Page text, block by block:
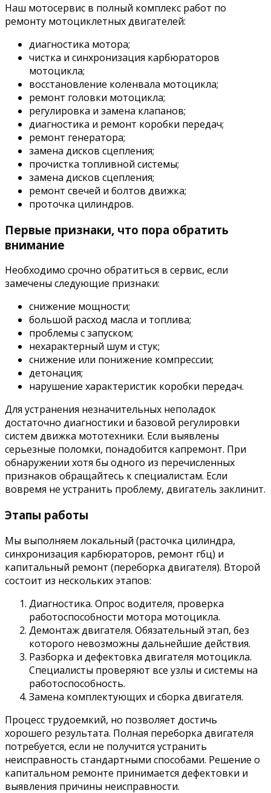
Наш мотосервис в полный комплекс работ по
ремонту мотоциклетных двигателей:
диагностика мотора;
чистка и синхронизация карбюраторов
мотоцикла;
восстановление коленвала мотоцикла;
ремонт головки мотоцикла;
регулировка и замена клапанов;
диагностика и ремонт коробки передач;
ремонт генератора;
замена дисков сцепления;
прочистка топливной системы;
замена дисков сцепления;
ремонт свечей и болтов движка;
проточка цилиндров.
Первые признаки, что пора обратить
внимание
Необходимо срочно обратиться в сервис, если
замечены следующие признаки:
снижение мощности;
большой расход масла и топлива;
проблемы с запуском;
нехарактерный шум и стук;
снижение или понижение компрессии;
детонация;
нарушение характеристик коробки передач.
Для устранения незначительных неполадок
достаточно диагностики и базовой регулировки
систем движка мототехники. Если выявлены
серьезные поломки, понадобится капремонт. При
обнаружении хотя бы одного из перечисленных
признаков обращайтесь к специалистам. Если
вовремя не устранить проблему, двигатель заклинит.
Этапы работы
Мы выполняем локальный (расточка цилиндра,
синхронизация карбюраторов, ремонт гбц) и
капитальный ремонт (переборка двигателя). Второй
состоит из нескольких этапов:
Диагностика. Опрос водителя, проверка
работоспособности мотора мотоцикла.
Демонтаж двигателя. Обязательный этап, без
которого невозможны дальнейшие действия.
Разборка и дефектовка двигателя мотоцикла.
Специалисты проверяют все узлы и системы на
работоспособность.
Замена комплектующих и сборка двигателя.
Процесс трудоемкий, но позволяет достичь
хорошего результата. Полная переборка двигателя
потребуется, если не получится устранить
неисправность стандартными способами. Решение о
капитальном ремонте принимается дефектовки и
выявления причины неисправности.